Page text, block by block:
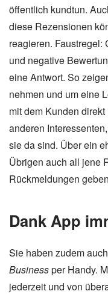
öffentlich kundtun.
diese Rezensionen
reagieren. Faustregel:
und negative
eine Antwort. So
nehmen und um eine
mit dem Kunden
anderen
sie da sind. Über ein
Übrigen auch all jene
Rückmeldungen
Dank App
Sie haben zudem
Businessper Handy.
jederzeit und von